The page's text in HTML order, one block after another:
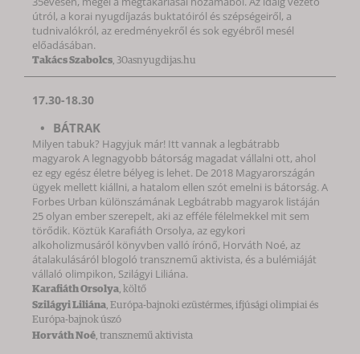
útról, a korai nyugdíjazás buktatóiról és szépségeiről, a
tudnivalókról, az eredményekről és sok egyébről mesél
előadásában.
Takács Szabolcs, 30asnyugdijas.hu
17.30-18.30
BÁTRAK
Milyen tabuk? Hagyjuk már! Itt vannak a legbátrabb
magyarok A legnagyobb bátorság magadat vállalni ott, ahol
ez egy egész életre bélyeg is lehet. De 2018 Magyarországán
ügyek mellett kiállni, a hatalom ellen szót emelni is bátorság. A
Forbes Urban különszámának Legbátrabb magyarok listáján
25 olyan ember szerepelt, aki az efféle félelmekkel mit sem
törődik. Köztük Karafiáth Orsolya, az egykori
alkoholizmusáról könyvben valló írónő, Horváth Noé, az
átalakulásáról blogoló transznemű aktivista, és a bulémiáját
vállaló olimpikon, Szilágyi Liliána.
Karafiáth Orsolya, költő
Szilágyi Liliána, Európa-bajnoki ezüstérmes, ifjúsági olimpiai és
Európa-bajnok úszó
Horváth Noé, transznemű aktivista